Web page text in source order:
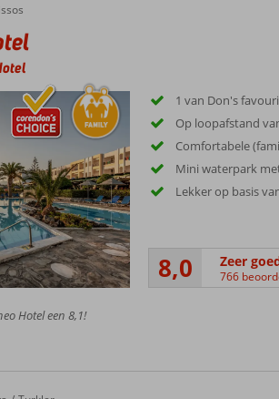
1 van Don's
Op loopafstand
Comfortabele
Mini waterpark
Lekker op basis
8,0 Zeer
766
Hotel een 8,1!